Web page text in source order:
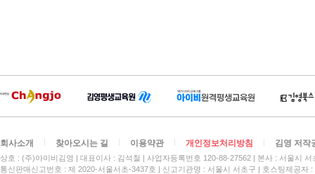
회사소개 찾아오시는 길 이용약관 개인정보처리방침 김영 저작
상호 : (주)아이비김영 대표이사 : 김석철 사업자등록번호 120-88-27562
본사 : 서울시
통신판매신고번호 : 제 2020-서울서초-3437호
신고기관명 : 서울시 서초구
호스팅제공자